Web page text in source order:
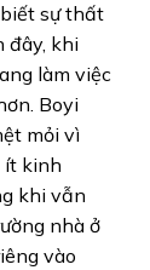
sự thất
đây, khi
làm việc
Boyi
mỏi vì
ít kinh
khi vẫn
nhà ở
vào